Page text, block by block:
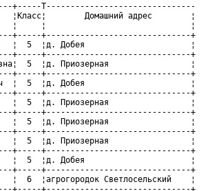
+-----T-------------------------------
¦Класс¦        Домашний адрес        ¦
¦     ¦                              ¦
+-----+------------------------------+
¦  5  ¦д. Добея                      ¦
+-----+------------------------------+
5  ¦д. Приозерная                 ¦
+-----+------------------------------+
¦  5  ¦д. Добея                      ¦
+-----+------------------------------+
¦  5  ¦д. Приозерная                 ¦
+-----+------------------------------+
¦  5  ¦д. Приозерная                 ¦
+-----+------------------------------+
¦  5  ¦д. Приозерная                 ¦
+-----+------------------------------+
¦  5  ¦д. Добея                      ¦
+-----+------------------------------+
¦  6  ¦агрогородок Светлосельский    ¦
+-----+------------------------------+